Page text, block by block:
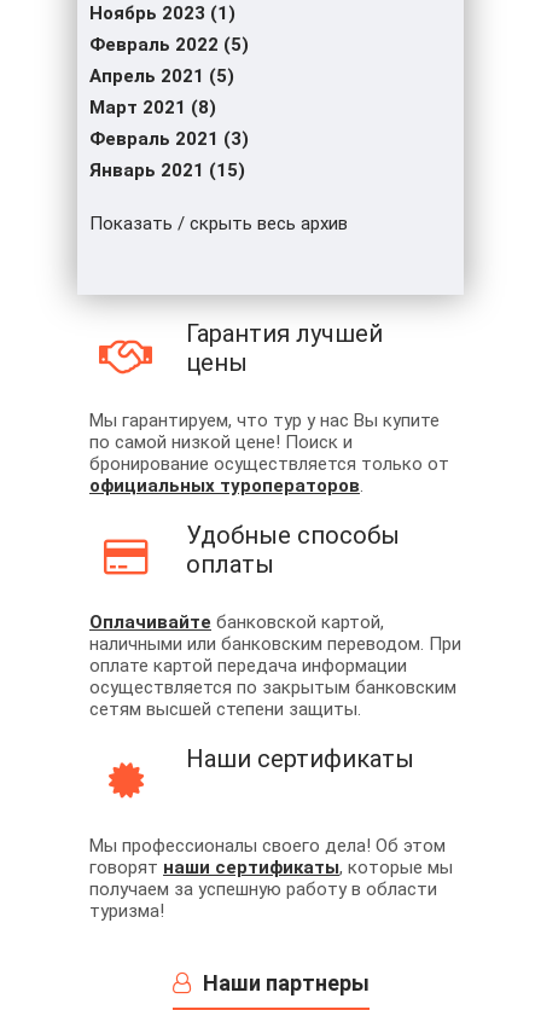
Ноябрь 2023 (1)
Февраль 2022 (5)
Апрель 2021 (5)
Март 2021 (8)
Февраль 2021 (3)
Январь 2021 (15)
Показать / скрыть весь архив
Гарантия лучшей
цены
Мы гарантируем, что тур у нас Вы купите
по самой низкой цене! Поиск и
бронирование осуществляется только от
официальных туроператоров.
Удобные способы
оплаты
Оплачивайте банковской картой,
наличными или банковским переводом. При
оплате картой передача информации
осуществляется по закрытым банковским
сетям высшей степени защиты.
Наши сертификаты
Мы профессионалы своего дела! Об этом
говорят наши сертификаты, которые мы
получаем за успешную работу в области
туризма!
Наши партнеры